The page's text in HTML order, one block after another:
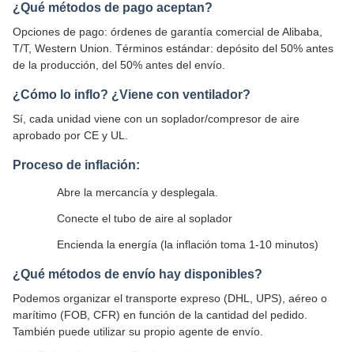
¿Qué métodos de pago aceptan?
Opciones de pago: órdenes de garantía comercial de Alibaba,
T/T, Western Union. Términos estándar: depósito del 50% antes
de la producción, del 50% antes del envío.
¿Cómo lo inflo? ¿Viene con ventilador?
Sí, cada unidad viene con un soplador/compresor de aire
aprobado por CE y UL.
Proceso de inflación:
Abre la mercancía y desplegala.
Conecte el tubo de aire al soplador
Encienda la energía (la inflación toma 1-10 minutos)
¿Qué métodos de envío hay disponibles?
Podemos organizar el transporte expreso (DHL, UPS), aéreo o
marítimo (FOB, CFR) en función de la cantidad del pedido.
También puede utilizar su propio agente de envío.